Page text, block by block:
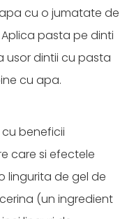
cu o jumatate de
pasta pe dinti
usor dintii cu pasta
cu apa.
beneficii
care si efectele
lingurita de gel de
(un ingredient